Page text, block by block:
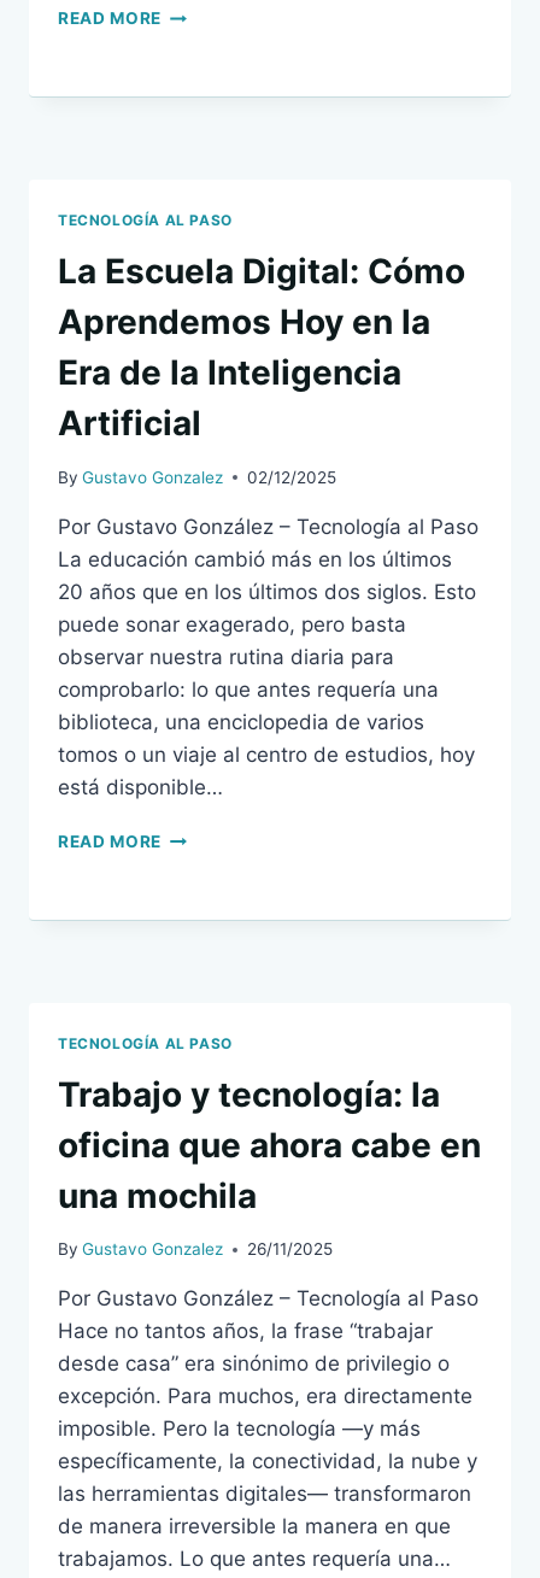
READ MORE PAVEL
PARA
MÁS
PRODUCTIVOS,
A
VECES
HAY
QUE
DESCONECTARSE
TECNOLOGÍA AL PASO
La Escuela Digital: Cómo
Aprendemos Hoy en la
Era de la Inteligencia
Artificial
By Gustavo Gonzalez 02/12/2025
Por Gustavo González – Tecnología al Paso
La educación cambió más en los últimos
20 años que en los últimos dos siglos. Esto
puede sonar exagerado, pero basta
observar nuestra rutina diaria para
comprobarlo: lo que antes requería una
biblioteca, una enciclopedia de varios
tomos o un viaje al centro de estudios, hoy
está disponible…
READ MORE LA
ERA
LA
INTELIGENCIA
ARTIFICIAL
TECNOLOGÍA AL PASO
Trabajo y tecnología: la
oficina que ahora cabe en
una mochila
By Gustavo Gonzalez 26/11/2025
Por Gustavo González – Tecnología al Paso
Hace no tantos años, la frase “trabajar
desde casa” era sinónimo de privilegio o
excepción. Para muchos, era directamente
imposible. Pero la tecnología —y más
específicamente, la conectividad, la nube y
las herramientas digitales— transformaron
de manera irreversible la manera en que
trabajamos. Lo que antes requería una…